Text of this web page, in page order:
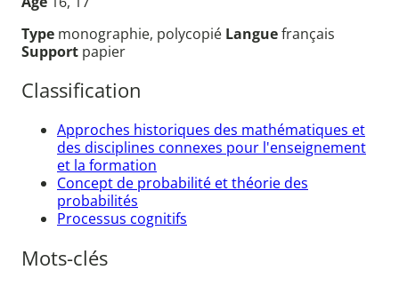
Type monographie, polycopié Languefrançais
Support papier
Classification
Approches historiques des mathématiques et
des disciplines connexes pour l'enseignement
et la formation
Concept de probabilité et théorie des
probabilités
Processus cognitifs
Mots-clés